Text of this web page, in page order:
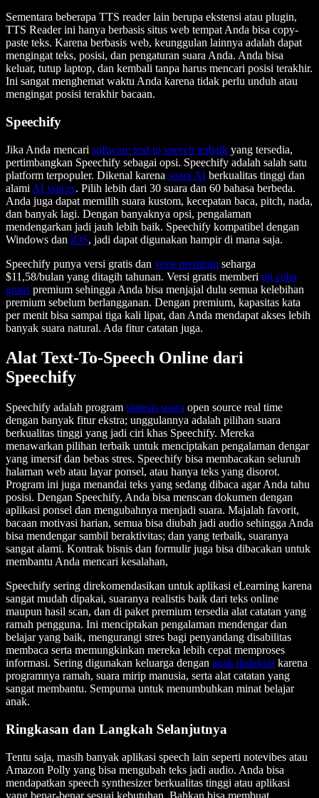
Sementara beberapa TTS reader lain berupa ekstensi atau plugin,
TTS Reader ini hanya berbasis situs web tempat Anda bisa copy-
paste teks. Karena berbasis web, keunggulan lainnya adalah dapat
mengingat teks, posisi, dan pengaturan suara Anda. Anda bisa
keluar, tutup laptop, dan kembali tanpa harus mencari posisi terakhir.
Ini sangat menghemat waktu Anda karena tidak perlu unduh atau
mengingat posisi terakhir bacaan.
Speechify
Jika Anda mencari software text to speech terbaik yang tersedia,
pertimbangkan Speechify sebagai opsi. Speechify adalah salah satu
platform terpopuler. Dikenal karena suara AI berkualitas tinggi dan
alami AI voices. Pilih lebih dari 30 suara dan 60 bahasa berbeda.
Anda juga dapat memilih suara kustom, kecepatan baca, pitch, nada,
dan banyak lagi. Dengan banyaknya opsi, pengalaman
mendengarkan jadi jauh lebih baik. Speechify kompatibel dengan
Windows dan iOS, jadi dapat digunakan hampir di mana saja.
Speechify punya versi gratis dan versi premium seharga
$11,58/bulan yang ditagih tahunan. Versi gratis memberi uji coba
gratis premium sehingga Anda bisa menjajal dulu semua kelebihan
premium sebelum berlangganan. Dengan premium, kapasitas kata
per menit bisa sampai tiga kali lipat, dan Anda mendapat akses lebih
banyak suara natural. Ada fitur catatan juga.
Alat Text-To-Speech Online dari
Speechify
Speechify adalah program sintesis suara open source real time
dengan banyak fitur ekstra; unggulannya adalah pilihan suara
berkualitas tinggi yang jadi ciri khas Speechify. Mereka
menawarkan pilihan terbaik untuk menciptakan pengalaman dengar
yang imersif dan bebas stres. Speechify bisa membacakan seluruh
halaman web atau layar ponsel, atau hanya teks yang disorot.
Program ini juga menandai teks yang sedang dibaca agar Anda tahu
posisi. Dengan Speechify, Anda bisa menscan dokumen dengan
aplikasi ponsel dan mengubahnya menjadi suara. Majalah favorit,
bacaan motivasi harian, semua bisa diubah jadi audio sehingga Anda
bisa mendengar sambil beraktivitas; dan yang terbaik, suaranya
sangat alami. Kontrak bisnis dan formulir juga bisa dibacakan untuk
membantu Anda mencari kesalahan,
Speechify sering direkomendasikan untuk aplikasi eLearning karena
sangat mudah dipakai, suaranya realistis baik dari teks online
maupun hasil scan, dan di paket premium tersedia alat catatan yang
ramah pengguna. Ini menciptakan pengalaman mendengar dan
belajar yang baik, mengurangi stres bagi penyandang disabilitas
membaca serta memungkinkan mereka lebih cepat memproses
informasi. Sering digunakan keluarga dengan anak disleksia karena
programnya ramah, suara mirip manusia, serta alat catatan yang
sangat membantu. Sempurna untuk menumbuhkan minat belajar
anak.
Ringkasan dan Langkah Selanjutnya
Tentu saja, masih banyak aplikasi speech lain seperti notevibes atau
Amazon Polly yang bisa mengubah teks jadi audio. Anda bisa
mendapatkan speech synthesizer berkualitas tinggi atau aplikasi
yang benar-benar sesuai kebutuhan. Bahkan bisa membuat